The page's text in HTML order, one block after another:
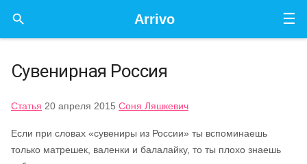
☰
Arrivo

Сувенирная Россия
Статья 20 апреля 2015 Соня Ляшкевич
Если при словах «сувениры из России» ты вспоминаешь
только матрешек, валенки и балалайку, то ты плохо знаешь